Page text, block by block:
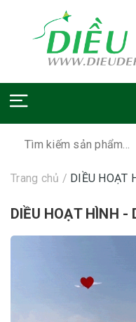
Trang chủ / DIỀU HOẠT
DIỀU HOẠT HÌNH -